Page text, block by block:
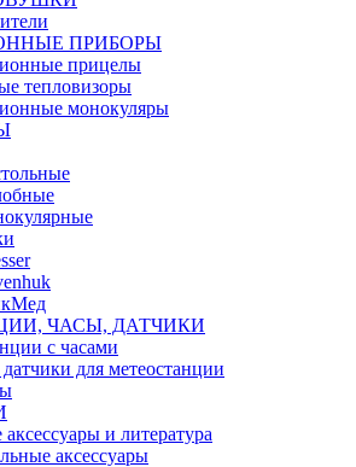
ПРИБОРЫ
прицелы
тепловизоры
монокуляры
ЧАСЫ, ДАТЧИКИ
с часами
для метеостанции
и литература
аксессуары